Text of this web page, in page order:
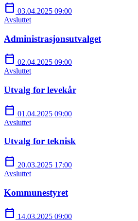
calendar_today 03.04.2025 09:00
Avsluttet
Administrasjonsutvalget
calendar_today 02.04.2025 09:00
Avsluttet
Utvalg for levekår
calendar_today 01.04.2025 09:00
Avsluttet
Utvalg for teknisk
calendar_today 20.03.2025 17:00
Avsluttet
Kommunestyret
calendar_today 14.03.2025 09:00